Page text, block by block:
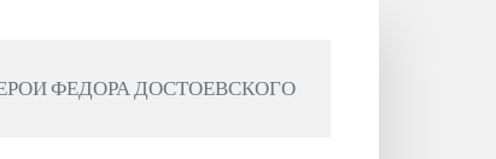
ФЕДОРА ДОСТОЕВСКОГО